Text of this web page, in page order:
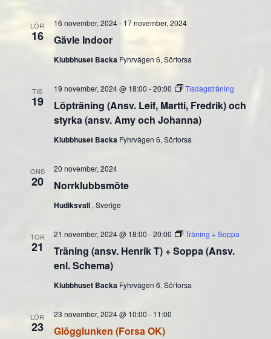
LÖR
16 Gävle Indoor
16 november, 2024- 17 november, 2024
Klubbhuset Backa Fyhrvägen 6, Sörforsa
TIS
19
Löpträning (Ansv. Leif, Martti, Fredrik) och
styrka (ansv. Amy och Johanna)
19 november, 2024 @ 18:00 -20:00 Tisdagsträning
Klubbhuset Backa Fyhrvägen 6, Sörforsa
ONS
20 Norrklubbsmöte
20 november, 2024
Hudiksvall , Sverige
TOR
21
Träning (ansv. Henrik T) + Soppa (Ansv.
enl. Schema)
21 november, 2024 @ 18:00 -20:00 Träning + Soppa
Klubbhuset Backa Fyhrvägen 6, Sörforsa
LÖR
23 Glögglunken (Forsa OK)
23 november, 2024 @ 10:00 - 11:00